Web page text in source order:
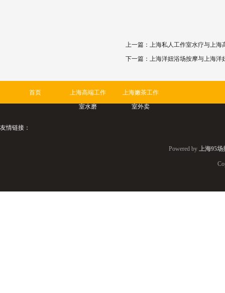
上一篇： 上海私人工作室水疗与上海
下一篇： 上海洋妞浴场按摩与上海洋
首页
上海高端工作
室水磨
上海嫩茶工作
室外卖
友情链接：
Powered by 上海95场